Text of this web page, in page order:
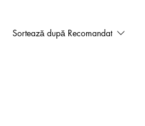
Sortează după Recomandat